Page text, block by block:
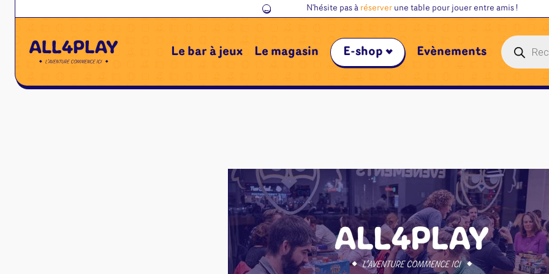
← N'hésite pas à réserverune table pour jouer entre amis !
Le bar à jeux Le magasin E-shop Évènements
Recherche
de
produits